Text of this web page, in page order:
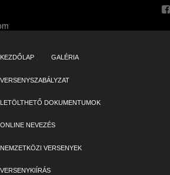
közös oldala
TO CONTENT
KEZDŐLAP GALÉRIA
VERSENYSZABÁLYZAT
LETÖLTHETŐ DOKUMENTUMOK
ONLINE NEVEZÉS
NEMZETKÖZI VERSENYEK
VERSENYKIÍRÁS